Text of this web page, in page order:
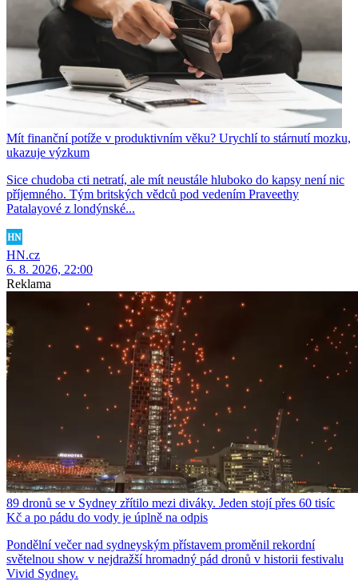
Mít finanční potíže v produktivním věku? Urychlí to stárnutí mozku,
ukazuje výzkum
Sice chudoba cti netratí, ale mít neustále hluboko do kapsy není nic
příjemného. Tým britských vědců pod vedením Praveethy
Patalayové z londýnské...
HN.cz
6. 8. 2026, 22:00
Reklama
89 dronů se v Sydney zřítilo mezi diváky. Jeden stojí přes 60 tisíc
Kč a po pádu do vody je úplně na odpis
Pondělní večer nad sydneyským přístavem proměnil rekordní
světelnou show v nejdražší hromadný pád dronů v historii festivalu
Vivid Sydney.